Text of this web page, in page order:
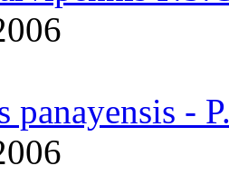
panayensis -